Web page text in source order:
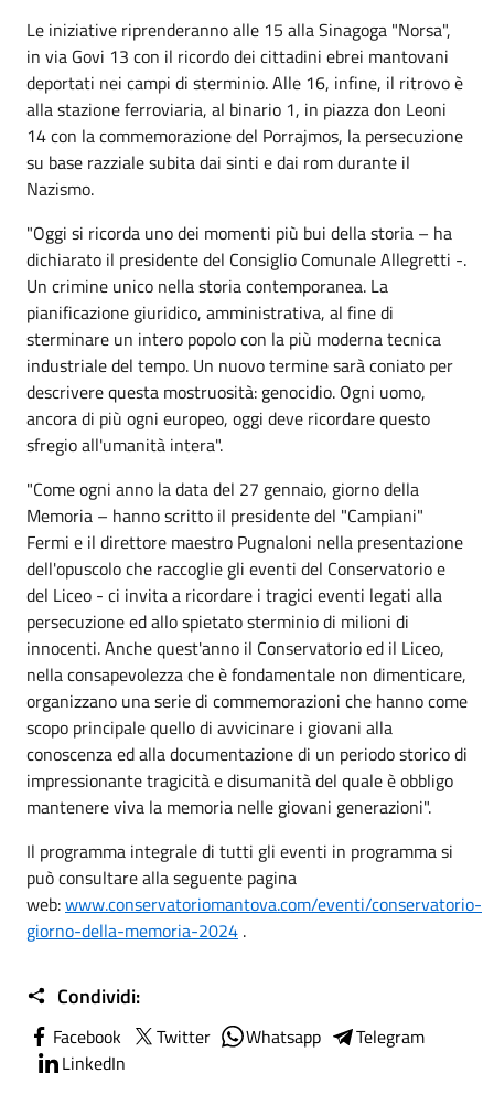
Le iniziative riprenderanno alle 15 alla Sinagoga "Norsa",
in via Govi 13 con il ricordo dei cittadini ebrei mantovani
deportati nei campi di sterminio. Alle 16, infine, il ritrovo è
alla stazione ferroviaria, al binario 1, in piazza don Leoni
14 con la commemorazione del Porrajmos, la persecuzione
su base razziale subita dai sinti e dai rom durante il
Nazismo.
"Oggi si ricorda uno dei momenti più bui della storia – ha
dichiarato il presidente del Consiglio Comunale Allegretti -.
Un crimine unico nella storia contemporanea. La
pianificazione giuridico, amministrativa, al fine di
sterminare un intero popolo con la più moderna tecnica
industriale del tempo. Un nuovo termine sarà coniato per
descrivere questa mostruosità: genocidio. Ogni uomo,
ancora di più ogni europeo, oggi deve ricordare questo
sfregio all'umanità intera".
"Come ogni anno la data del 27 gennaio, giorno della
Memoria – hanno scritto il presidente del "Campiani"
Fermi e il direttore maestro Pugnaloni nella presentazione
dell'opuscolo che raccoglie gli eventi del Conservatorio e
del Liceo - ci invita a ricordare i tragici eventi legati alla
persecuzione ed allo spietato sterminio di milioni di
innocenti. Anche quest'anno il Conservatorio ed il Liceo,
nella consapevolezza che è fondamentale non dimenticare,
organizzano una serie di commemorazioni che hanno come
scopo principale quello di avvicinare i giovani alla
conoscenza ed alla documentazione di un periodo storico di
impressionante tragicità e disumanità del quale è obbligo
mantenere viva la memoria nelle giovani generazioni".
Il programma integrale di tutti gli eventi in programma si
può consultare alla seguente pagina
web:www.conservatoriomantova.com/eventi/conservatorio-
giorno-della-memoria-2024 .
Condividi:
Facebook Twitter Whatsapp
Telegram
LinkedIn